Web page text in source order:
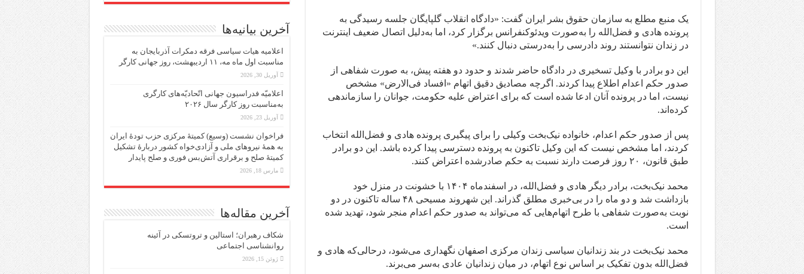
یک منبع مطلع به سازمان حقوق بشر ایران گفت: «دادگاه انقلاب گلپایگان جلسه رسیدگی به
پرونده هادی و فضل‌الله را به‌صورت ویدئوکنفرانس برگزار کرد، اما به‌دلیل اتصال ضعیف اینترنت
در زندان نتوانستند روند دادرسی را به‌درستی دنبال کنند.»
این دو برادر با وکیل تسخیری در دادگاه حاضر شدند و حدود دو هفته پیش، به صورت شفاهی از
صدور حکم اعدام اطلاع پیدا کردند. اگرچه مصادیق دقیق اتهام «افساد فی‌الارض» مشخص
نیست، اما در پرونده آنان ادعا شده است که برای اعتراض علیه حکومت، جوانان را سازماندهی
کرده‌اند.
پس از صدور حکم اعدام، خانواده نیک‌بخت وکیلی را برای پیگیری پرونده هادی و فضل‌الله انتخاب
کردند، اما مشخص نیست که این وکیل تاکنون به پرونده دسترسی پیدا کرده باشد. این دو برادر
طبق قانون، ۲۰ روز فرصت دارند نسبت به حکم صادرشده اعتراض کنند.
محمد نیک‌بخت، برادر دیگر هادی و فضل‌الله، در اسفندماه ۱۴۰۴ با خشونت در منزل خود
بازداشت شد و دو ماه را در بی‌خبری مطلق گذراند. این شهروند مسیحی ۴۸ ساله تاکنون در دو
نوبت به‌صورت شفاهی با طرح اتهام‌هایی که می‌تواند به صدور حکم اعدام منجر شود، تهدید شده
است.
محمد نیک‌بخت در بند زندانیان سیاسی زندان مرکزی اصفهان نگهداری می‌شود، درحالی‌که هادی و
فضل‌الله بدون تفکیک بر اساس نوع اتهام، در میان زندانیان عادی به‌سر می‌برند.
آخرین بیانیه‌ها
اعلامیه هیات سیاسی فرقه دمکرات آذربایجان به
مناسبت اول ماه مه، ۱۱ اردیبهشت، روز جهانی کارگر
آوریل 30, 2026
اعلامیّه فدراسیون جهانی اتّحادیّه‌های کارگری
به‌مناسبت روز کارگر سال ۲۰۲۶
آوریل 23, 2026
فراخوان نشست (وسیع)‌ کمیتهٔ‌ مرکزی حزب تودهٔ ایران
به همهٔ نیروهای ملی و آزادی‌خواه کشور دربارهٔ تشکیل
کمیتهٔ صلح و برقراری آتش‌بس فوری و صلح پایدار
مارس 18, 2026
آخرین مقاله‌ها
شکاف رهبران؛ استالین و تروتسکی در آئینه
روانشناسی اجتماعی
ژوئن 15, 2026